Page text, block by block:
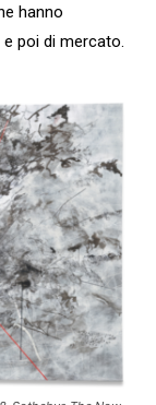
hanno
poi di mercato.